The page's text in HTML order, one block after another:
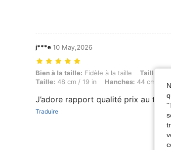
j***e 10 May,2026
Bien à la taille: Fidèle à la taille, Taille: 160 cm /
Bien à la taille: Fidèle à la taille Taille:
Taille: 48 cm / 19 in Hanches: 44 cm / 17
J’adore rapport qualité prix au top
Traduire